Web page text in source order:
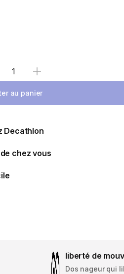
Sélectionnez la quantité
au panier
Decathlon
chez vous
liberté de
Dos nageur qui